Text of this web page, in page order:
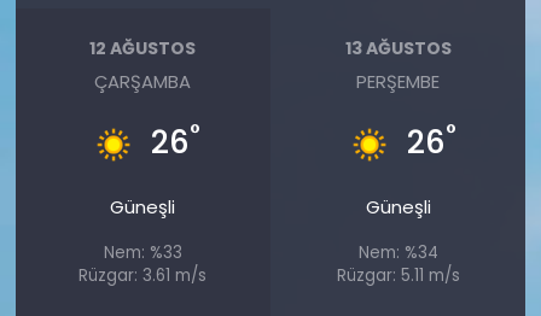
12 AĞUSTOS
ÇARŞAMBA
26°
Güneşli
Nem: %33
Rüzgar: 3.61 m/s
13 AĞUSTOS
PERŞEMBE
26°
Güneşli
Nem: %34
Rüzgar: 5.11 m/s